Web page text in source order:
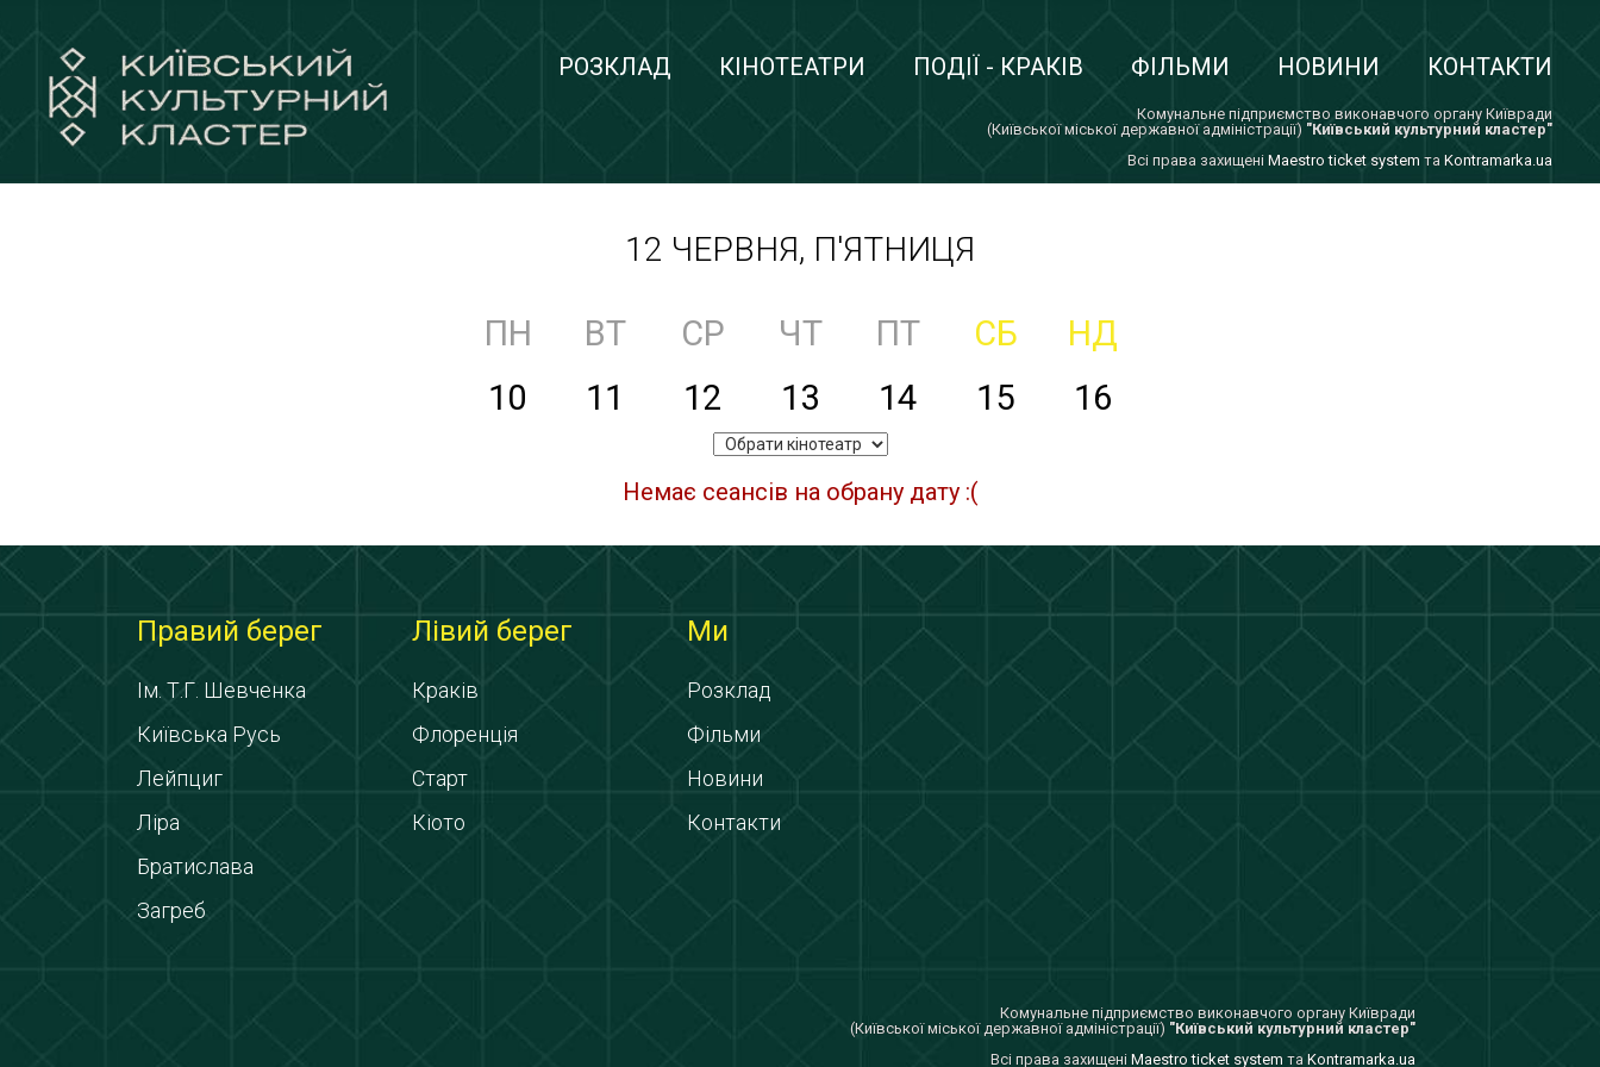
РОЗКЛАД КІНОТЕАТРИ ПОДІЇ - КРАКІВ ФІЛЬМИ НОВИНИ КОНТАКТИ
Комунальне підприємство виконавчого органу Київради
(Київської міської державної адміністрації) "Київський культурний кластер"
Всi права захищенi Maestro ticket system та Kontramarka.ua
12 ЧЕРВНЯ, П'ЯТНИЦЯ
ПН ВТ СР ЧТ ПТ СБ
НД
10
11 12 13 14 15 16
Немає сеансів на обрану дату :(
Правий берег
Ім. Т.Г. Шевченка
Київська Русь
Лейпциг
Ліра
Братислава
Загреб
Лівий берег
Краків
Флоренція
Старт
Кіото
Ми
Розклад
Фільми
Новини
Контакти
Комунальне підприємство виконавчого органу Київради
(Київської міської державної адміністрації) "Київський культурний кластер"
Всi права захищенi Maestro ticket system та Kontramarka.ua